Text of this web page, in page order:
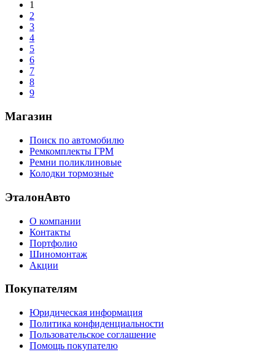
1
2
3
4
5
6
7
8
9
Магазин
Поиск по автомобилю
Ремкомплекты ГРМ
Ремни поликлиновые
Колодки тормозные
ЭталонАвто
О компании
Контакты
Портфолио
Шиномонтаж
Акции
Покупателям
Юридическая информация
Политика конфиденциальности
Пользовательское соглашение
Помощь покупателю